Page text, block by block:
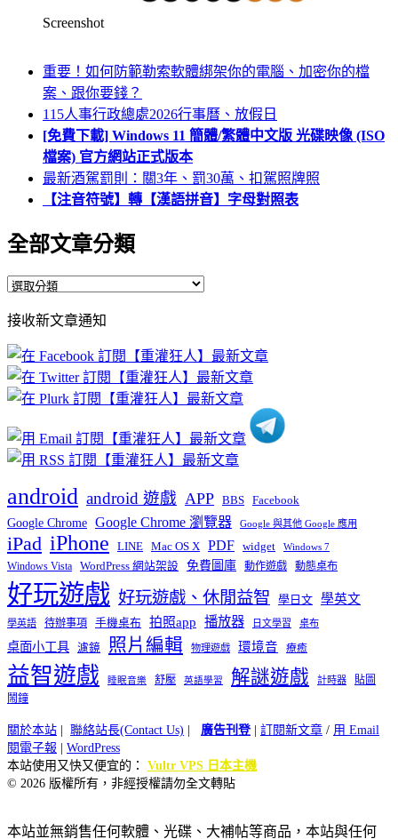
Screenshot
重要！如何防範勒索軟體綁架你的電腦、加密你的檔
案、跟你要錢？
115人事行政總處2026行事曆、放假日
[免費下載] Windows 11 簡體/繁體中文版 光碟映像 (ISO
檔案) 官方網站正式版本
最新酒駕罰則：關3年、罰30萬、扣駕照牌照
【注音符號】轉【漢語拼音】字母對照表
全部文章分類
全
文
章
分
類
接收新文章通知
android android 遊戲 APP BBS Facebook
Google Chrome Google Chrome 瀏覽器 Google 與其他 Google 應用
iPad iPhone LINE Mac OS X PDF widget Windows 7
Windows Vista WordPress 網站架設 免費圖庫 動作遊戲 動態桌布
好玩遊戲 好玩遊戲、休閒益智 學日文 學英文
學英語 待辦事項 手機桌布 拍照app 播放器 日文學習 桌布
桌面小工具 濾鏡 照片編輯 物理遊戲 環境音 療癒
益智遊戲 睡眠音樂 舒壓 英語學習 解謎遊戲 計時器
貼圖
鬧鐘
關於本站 | 聯絡站長(Contact Us) | 廣告刊登| 訂閱新文章 / 用 Email
閱電子報 | WordPress
本站使用又快又便宜的： Vultr VPS 日本主機
© 2026 版權所有，非經授權請勿全文轉貼
本站並無銷售任何軟體、光碟、大補帖等商品，本站與任何